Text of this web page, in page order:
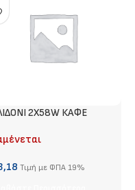
2X58W ΚΑΦΕ
Τιμή με ΦΠΑ 19%